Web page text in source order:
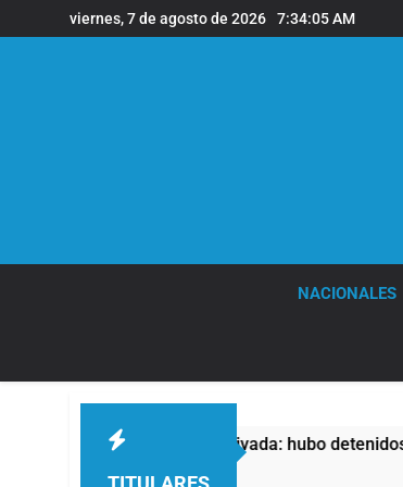
al
viernes, 7 de agosto de 2026 7:34:06 AM
NACIONALES
Privada: hubo detenidos y enfrentamientos